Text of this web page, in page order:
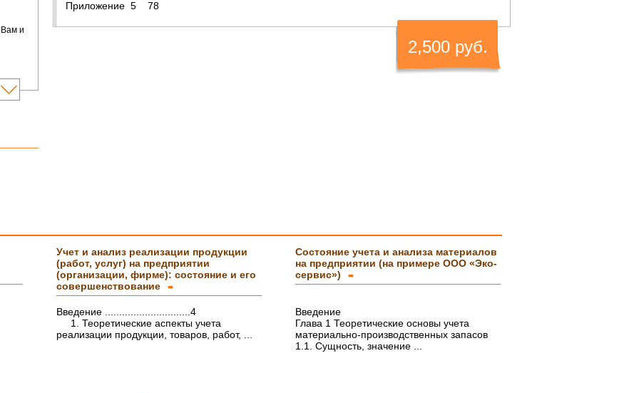
и
Вам
Приложение 5 78
2,500 руб.
Учет и анализ реализации продукции
(работ, услуг) на предприятии
(организации, фирме): состояние и его
совершенствование
➨
Введение ..............................4
1. Теоретические аспекты учета
реализации продукции, товаров, работ, ...
Состояние учета и анализа материалов
на предприятии (на примере ООО «Эко-
сервис»)
➨
Введение
Глава 1 Теоретические основы учета
материально-производственных запасов
1.1. Сущность, значение ...